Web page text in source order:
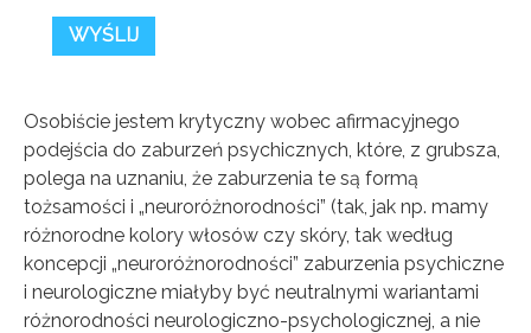
Zapisz się na newsletter, aby
otrzymywać informacje o
nowych treściach na stronie
totylkoteoria.pl
Osobiście jestem krytyczny wobec afirmacyjnego
podejścia do zaburzeń psychicznych, które, z grubsza,
polega na uznaniu, że zaburzenia te są formą
tożsamości i „neuroróżnorodności” (tak, jak np. mamy
różnorodne kolory włosów czy skóry, tak według
koncepcji „neuroróżnorodności” zaburzenia psychiczne
i neurologiczne miałyby być neutralnymi wariantami
różnorodności neurologiczno-psychologicznej, a nie